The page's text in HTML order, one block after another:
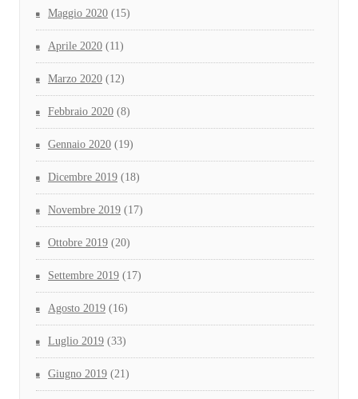
Maggio 2020 (15)
Aprile 2020 (11)
Marzo 2020 (12)
Febbraio 2020 (8)
Gennaio 2020 (19)
Dicembre 2019 (18)
Novembre 2019 (17)
Ottobre 2019 (20)
Settembre 2019 (17)
Agosto 2019 (16)
Luglio 2019 (33)
Giugno 2019 (21)